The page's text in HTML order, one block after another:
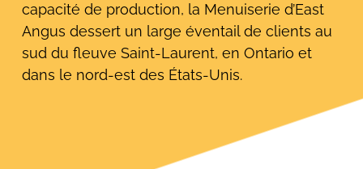
capacité de production, la Menuiserie d’East
Angus dessert un large éventail de clients au
sud du fleuve Saint-Laurent, en Ontario et
dans le nord-est des États-Unis.